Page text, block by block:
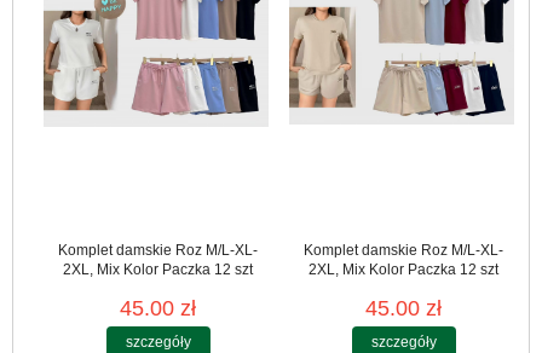
Komplet damskie Roz M/L-XL-
2XL, Mix Kolor Paczka 12 szt
45.00 zł
szczegóły
Komplet damskie Roz M/L-XL-
2XL, Mix Kolor Paczka 12 szt
45.00 zł
szczegóły